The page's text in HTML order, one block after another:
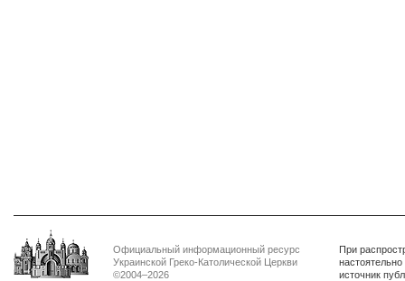
Официальный информационный ресурс
Украинской Греко-Католической Церкви
©2004–2026
При
источник